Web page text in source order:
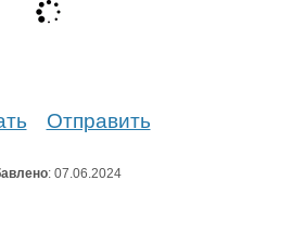
Отправить
: 07.06.2024